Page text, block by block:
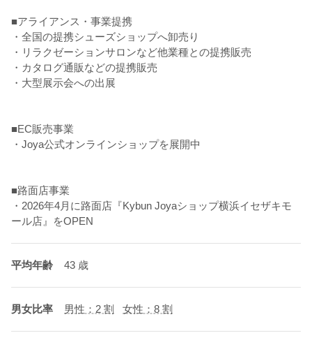
■アライアンス・事業提携
・全国の提携シューズショップへ卸売り
・リラクゼーションサロンなど他業種との提携販売
・カタログ通販などの提携販売
・大型展示会への出展
■EC販売事業
・Joya公式オンラインショップを展開中
■路面店事業
・2026年4月に路面店『Kybun Joyaショップ横浜イセザキモ
ール店』をOPEN
平均年齢 43 歳
男女比率 男性：2 割 女性：8 割